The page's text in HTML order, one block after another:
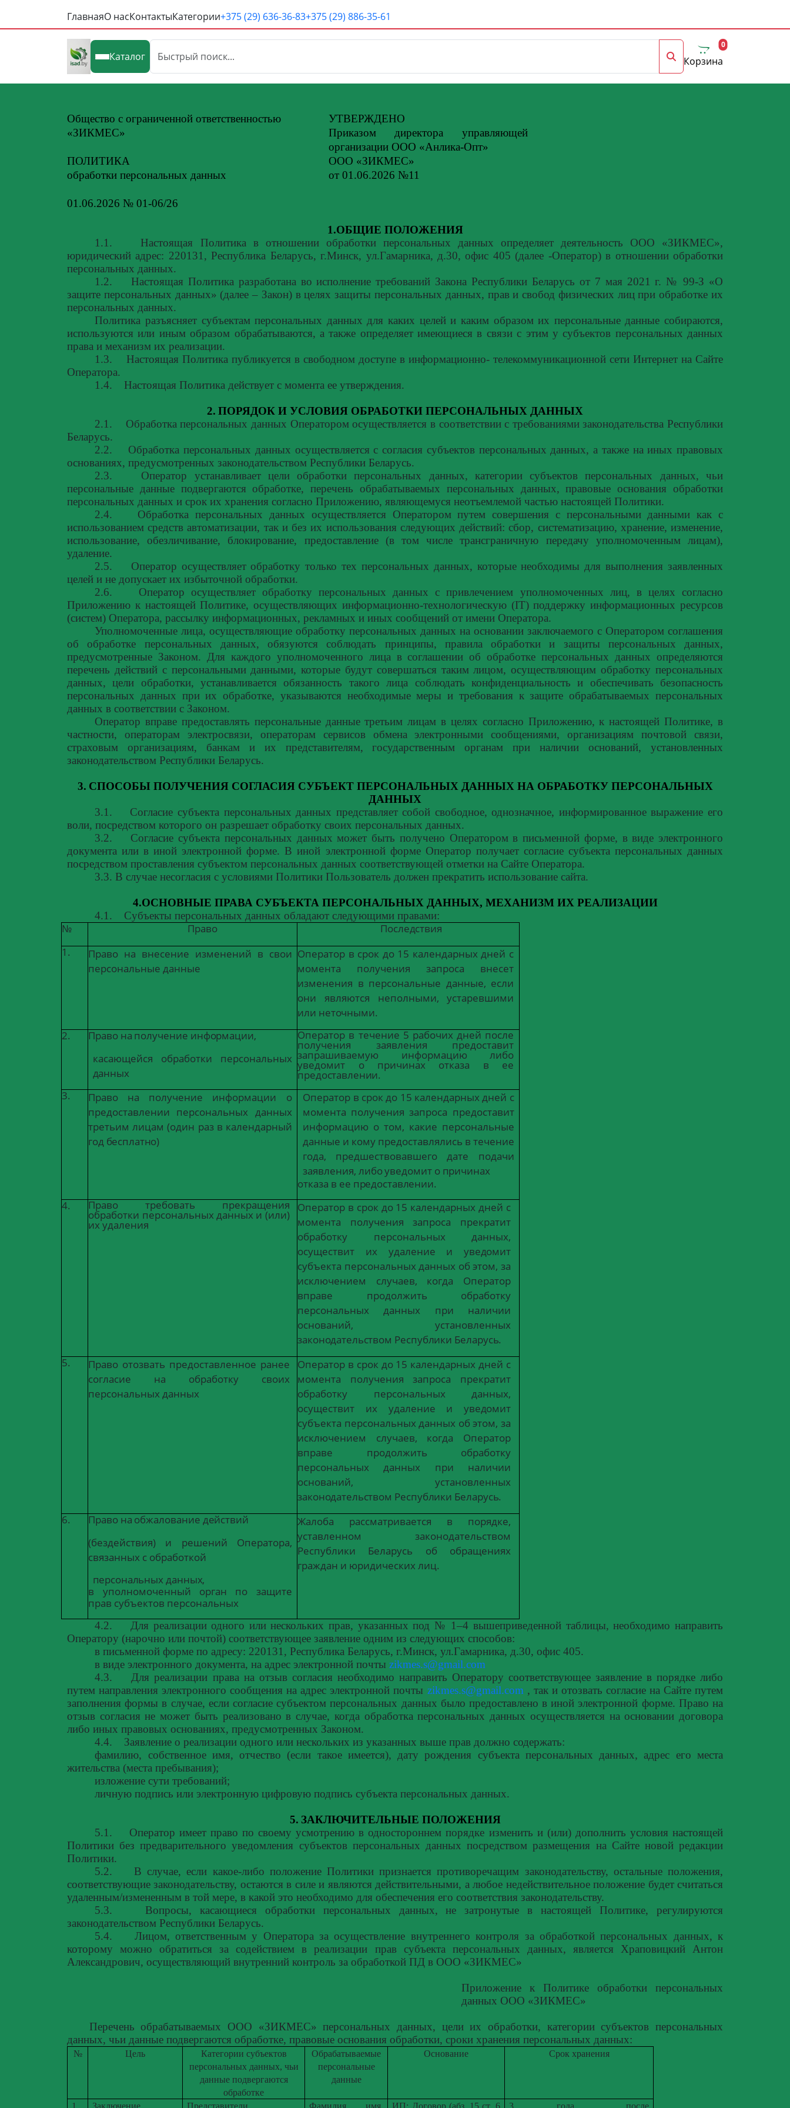
ГлавнаяО насКонтактыКатегории+375 (29) 636-36-83+375 (29) 886-35-61
Каталог Корзина
0
Общество с ограниченной ответственностью
«ЗИКМЕС»
ПОЛИТИКА
обработки персональных данных
01.06.2026 № 01-06/26
УТВЕРЖДЕНО
Приказом директора управляющей
организации ООО «Анлика-Опт»
ООО «ЗИКМЕС»
от 01.06.2026 №11
1.ОБЩИЕ ПОЛОЖЕНИЯ
1.1.
Настоящая Политика в отношении обработки персональных данных определяет деятельность ООО «ЗИКМЕС»,
юридический адрес: 220131, Республика Беларусь, г.Минск, ул.Гамарника, д.30, офис 405 (далее -Оператор) в отношении обработки
персональных данных.
1.2.
Настоящая Политика разработана во исполнение требований Закона Республики Беларусь от 7 мая 2021 г. № 99-З «О
защите персональных данных» (далее – Закон) в целях защиты персональных данных, прав и свобод физических лиц при обработке их
персональных данных.
Политика разъясняет субъектам персональных данных для каких целей и каким образом их персональные данные собираются,
используются или иным образом обрабатываются, а также определяет имеющиеся в связи с этим у субъектов персональных данных
права и механизм их реализации.
1.3.
Настоящая Политика публикуется в свободном доступе в информационно- телекоммуникационной сети Интернет на Сайте
Оператора.
1.4.
Настоящая Политика действует с момента ее утверждения.
2. ПОРЯДОК И УСЛОВИЯ ОБРАБОТКИ ПЕРСОНАЛЬНЫХ ДАННЫХ
2.1.
Обработка персональных данных Оператором осуществляется в соответствии с требованиями законодательства Республики
Беларусь.
2.2.
Обработка персональных данных осуществляется с согласия субъектов персональных данных, а также на иных правовых
основаниях, предусмотренных законодательством Республики Беларусь.
2.3.
Оператор устанавливает цели обработки персональных данных, категории субъектов персональных данных, чьи
персональные данные подвергаются обработке, перечень обрабатываемых персональных данных, правовые основания обработки
персональных данных и срок их хранения согласно Приложению, являющемуся неотъемлемой частью настоящей Политики.
2.4.
Обработка персональных данных осуществляется Оператором путем совершения с персональными данными как с
использованием средств автоматизации, так и без их использования следующих действий: сбор, систематизацию, хранение, изменение,
использование, обезличивание, блокирование, предоставление (в том числе трансграничную передачу уполномоченным лицам),
удаление.
2.5.
Оператор осуществляет обработку только тех персональных данных, которые необходимы для выполнения заявленных
целей и не допускает их избыточной обработки.
2.6.
Оператор осуществляет обработку персональных данных с привлечением уполномоченных лиц, в целях согласно
Приложению к настоящей Политике, осуществляющих информационно-технологическую (IT) поддержку информационных ресурсов
(систем) Оператора, рассылку информационных, рекламных и иных сообщений от имени Оператора.
Уполномоченные лица, осуществляющие обработку персональных данных на основании заключаемого с Оператором соглашения
об обработке персональных данных, обязуются соблюдать принципы, правила обработки и защиты персональных данных,
предусмотренные Законом. Для каждого уполномоченного лица в соглашении об обработке персональных данных определяются
перечень действий с персональными данными, которые будут совершаться таким лицом, осуществляющим обработку персональных
данных, цели обработки, устанавливается обязанность такого лица соблюдать конфиденциальность и обеспечивать безопасность
персональных данных при их обработке, указываются необходимые меры и требования к защите обрабатываемых персональных
данных в соответствии с Законом.
Оператор вправе предоставлять персональные данные третьим лицам в целях согласно Приложению, к настоящей Политике, в
частности, операторам электросвязи, операторам сервисов обмена электронными сообщениями, организациям почтовой связи,
страховым организациям, банкам и их представителям, государственным органам при наличии оснований, установленных
законодательством Республики Беларусь.
3. СПОСОБЫ ПОЛУЧЕНИЯ СОГЛАСИЯ СУБЪЕКТ ПЕРСОНАЛЬНЫХ ДАННЫХ НА ОБРАБОТКУ ПЕРСОНАЛЬНЫХ
ДАННЫХ
3.1.
Согласие субъекта персональных данных представляет собой свободное, однозначное, информированное выражение его
воли, посредством которого он разрешает обработку своих персональных данных.
3.2.
Согласие субъекта персональных данных может быть получено Оператором в письменной форме, в виде электронного
документа или в иной электронной форме. В иной электронной форме Оператор получает согласие субъекта персональных данных
посредством проставления субъектом персональных данных соответствующей отметки на Сайте Оператора.
3.3. В случае несогласия с условиями Политики Пользователь должен прекратить использование сайта.
4.ОСНОВНЫЕ ПРАВА СУБЪЕКТА ПЕРСОНАЛЬНЫХ ДАННЫХ, МЕХАНИЗМ ИХ РЕАЛИЗАЦИИ
4.1.
Субъекты персональных данных обладают следующими правами:
№ Право Последствия
1.
Право на внесение изменений в свои
персональные данные
Оператор в срок до 15 календарных дней с
момента получения запроса внесет
изменения в персональные данные, если
они являются неполными, устаревшими
или неточными.
2.
Право на получение информации,
касающейся
обработки
персональных
данных
Оператор в течение 5 рабочих дней после
получения заявления предоставит
запрашиваемую информацию либо
уведомит о причинах отказа в ее
предоставлении.
3.
Право на получение информации о
предоставлении персональных данных
третьим лицам (один раз в календарный
год бесплатно)
Оператор в срок до 15 календарных дней с
момента получения запроса предоставит
информацию о том, какие персональные
данные и кому предоставлялись в течение
года, предшествовавшего дате подачи
заявления, либоуведомит о причинах
отказа в ее предоставлении.
4.
Право требовать прекращения
обработки персональных данных и (или)
их удаления
Оператор в срок до 15 календарных дней с
момента получения запроса прекратит
обработку персональных данных,
осуществит
их удаление и
уведомит
субъекта персональных данных об этом, за
исключением
случаев, когда
Оператор
вправе продолжить обработку
персональных
данных при
наличии
оснований, установленных
законодательством Республики Беларусь.
5.
Право отозвать предоставленное ранее
согласие
на обработку
своих
персональных данных
Оператор в срок до 15 календарных дней с
момента получения запроса прекратит
обработку персональных данных,
осуществит
их удаление и
уведомит
субъекта персональных данных об этом, за
исключением
случаев, когда
Оператор
вправе продолжить обработку
персональных
данных при
наличии
оснований, установленных
законодательством Республики Беларусь.
6.
Право на обжалование действий
(бездействия)
и решений
Оператора,
связанных с обработкой
персональных данных,
в
уполномоченный орган по
защите
прав субъектов персональных
Жалоба рассматривается в порядке,
уставленном законодательством
Республики
Беларусь об
обращениях
граждан и юридических лиц.
4.2.
Для реализации одного или нескольких прав, указанных под № 1–4 вышеприведенной таблицы, необходимо направить
Оператору (нарочно или почтой) соответствующее заявление одним из следующих способов:
в письменной форме по адресу: 220131, Республика Беларусь, г.Минск, ул.Гамарника, д.30, офис 405.
в виде электронного документа, на адрес электронной почтыzikmes.s@gmail.com
4.3.
Для реализации права на отзыв согласия необходимо направить Оператору соответствующее заявление в порядке либо
путем направления электронного сообщения на адрес электронной почты zikmes.s@gmail.com , так и отозвать согласие на Сайте путем
заполнения формы в случае, если согласие субъектом персональных данных было предоставлено в иной электронной форме. Право на
отзыв согласия не может быть реализовано в случае, когда обработка персональных данных осуществляется на основании договора
либо иных правовых основаниях, предусмотренных Законом.
4.4.
Заявление о реализации одного или нескольких из указанных выше прав должно содержать:
фамилию, собственное имя, отчество (если такое имеется), дату рождения субъекта персональных данных, адрес его места
жительства (места пребывания);
изложение сути требований;
личную подпись или электронную цифровую подпись субъекта персональных данных.
5. ЗАКЛЮЧИТЕЛЬНЫЕ ПОЛОЖЕНИЯ
5.1.
Оператор имеет право по своему усмотрению в одностороннем порядке изменить и (или) дополнить условия настоящей
Политики без предварительного уведомления субъектов персональных данных посредством размещения на Сайте новой редакции
Политики.
5.2.
В случае, если какое-либо положение Политики признается противоречащим законодательству, остальные положения,
соответствующие законодательству, остаются в силе и являются действительными, а любое недействительное положение будет считаться
удаленным/измененным в той мере, в какой это необходимо для обеспечения его соответствия законодательству.
5.3.
Вопросы, касающиеся обработки персональных данных, не затронутые в настоящей Политике, регулируются
законодательством Республики Беларусь.
5.4.
Лицом, ответственным у Оператора за осуществление внутреннего контроля за обработкой персональных данных, к
которому можно обратиться за содействием в реализации прав субъекта персональных данных, является Храповицкий Антон
Александрович, осуществляющий внутренний контроль за обработкой ПД в ООО «ЗИКМЕС»
Приложение к Политике обработки персональных
данных ООО «ЗИКМЕС»
Перечень обрабатываемых ООО «ЗИКМЕС» персональных данных, цели их обработки, категории субъектов персональных
данных, чьи данные подвергаются обработке, правовые основания обработки, сроки хранения персональных данных:
№ Цель
Категории субъектов
персональных данных, чьи
данные подвергаются
обработке
Обрабатываемые
персональные
данные
Основание Срок хранения
1 Заключение, Представители Фамилия, имя, ИП: Договор (абз. 15 ст. 6 3 года после